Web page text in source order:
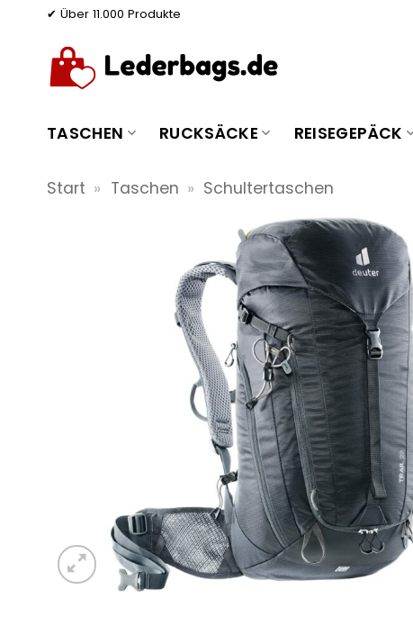
springen
✔ Über 11.000 Produkte
TASCHEN RUCKSÄCKE REISEGEPÄCK
Start » Taschen » Schultertaschen